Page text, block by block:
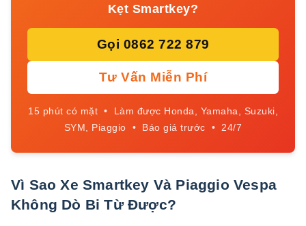
Kẹt Smartkey?
Gọi 0862 722 879
Tư Vấn Miễn Phí
15 phút có mặt • Làm được Honda, Yamaha, Suzuki,
SYM, Piaggio • Báo giá trước • 24/7
Vì Sao Xe Smartkey Và Piaggio Vespa
Không Dò Bi Từ Được?